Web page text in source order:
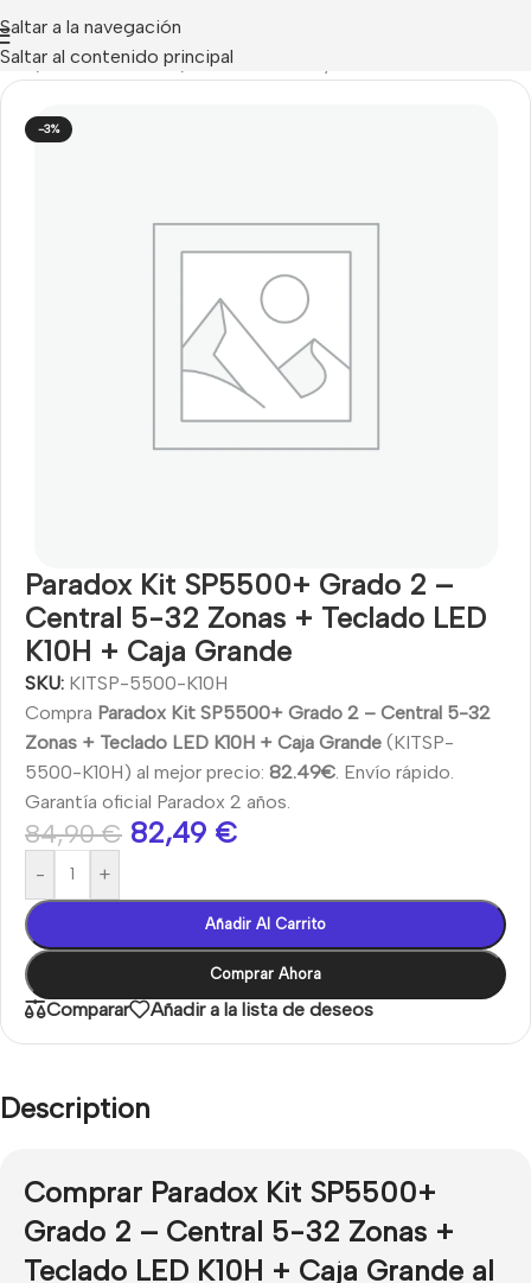
Saltar a la navegación
Saltar al contenido principal
/Hikvision Alarms/Centrales AX-Hybrid Hikvision
-3%
Paradox Kit SP5500+ Grado 2 –
Central 5-32 Zonas + Teclado LED
K10H + Caja Grande
SKU: KITSP-5500-K10H
Compra Paradox Kit SP5500+ Grado 2 – Central 5-32
Zonas + Teclado LED K10H + Caja Grande (KITSP-
5500-K10H) al mejor precio: 82.49€ . Envío rápido.
Garantía oficial Paradox 2 años.
84,90€ 82,49 €
- +
Añadir Al Carrito
Comprar Ahora
Comparar Añadir a la lista de deseos
Description
Comprar Paradox Kit SP5500+
Grado 2 – Central 5-32 Zonas +
Teclado LED K10H + Caja Grande al